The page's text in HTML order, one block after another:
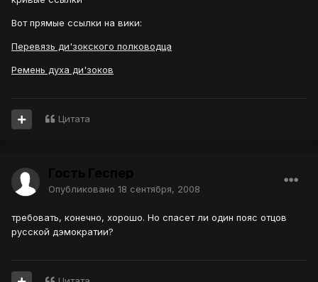
Вот прямые ссылки на вики:
Перевязь ди'зокского полководца
Ремень духа ди'зоков
Цитата
Опубликовано 18 сентября, 2008
требовать, конечно, хорошо. Но спасет ли один пояс отцов
русской дэмократии?